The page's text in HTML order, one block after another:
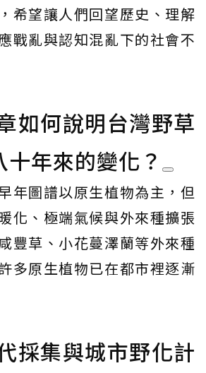
希望讓人們回望歷史、理解
戰亂與認知混亂下的社會不
如何說明台灣野草
年來的變化？
年圖譜以原生植物為主，但
化、極端氣候與外來種擴張
豐草、小花蔓澤蘭等外來種
多原生植物已在都市裡逐漸
採集與城市野化計